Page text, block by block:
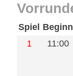
Spiel Beginn
1
11:00